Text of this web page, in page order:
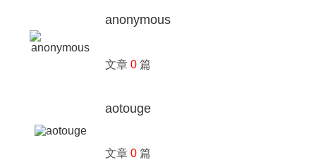
anonymous
文章 0 篇
aotouge
文章 0 篇